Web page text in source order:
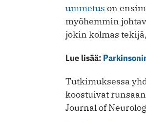
ummetus on
myöhemmin
jokin kolmas
Lue lisää:
Tutkimuksessa
koostuivat
Journal of